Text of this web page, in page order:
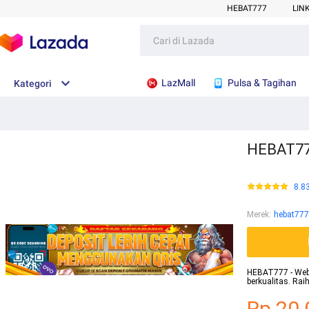
HEBAT777
Kategori LazMall Pulsa & Tagihan
Merek: hebat777
HEBAT777 -
berkualitas.